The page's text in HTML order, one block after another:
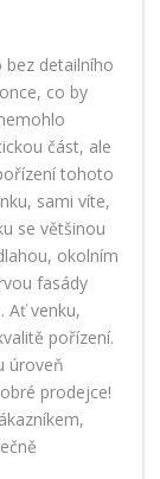
bez detailního
co by
část, ale
tohoto
sami víte,
se většinou
okolním
fasády
Ať venku,
pořízení.
úroveň
prodejce!